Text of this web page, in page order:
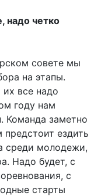
надо четко
совете мы
на этапы.
все надо
году нам
Команда заметно
ездить
среди молодежи,
Надо будет, с
с
старты